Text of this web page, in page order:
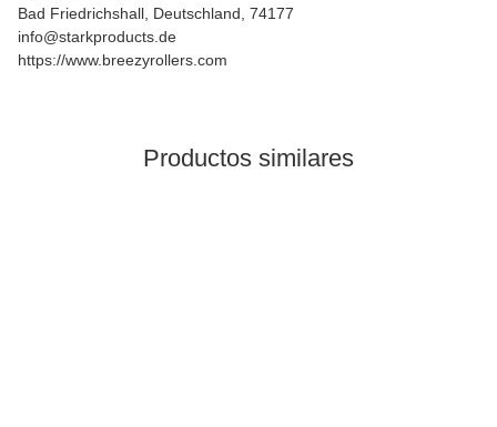
Bad Friedrichshall, Deutschland, 74177
info@starkproducts.de
https://www.breezyrollers.com
Productos similares